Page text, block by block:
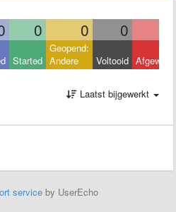
0 0 0
Started
Geopend:
Andere
Voltooid
Laatst bijgewerkt
service by UserEcho